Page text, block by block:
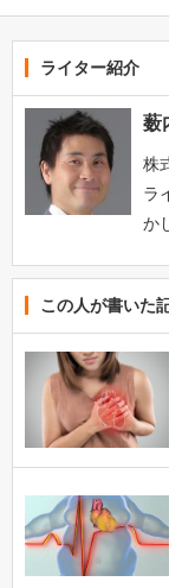
ライター紹介
薮
株
ラ
か
この人が書いた